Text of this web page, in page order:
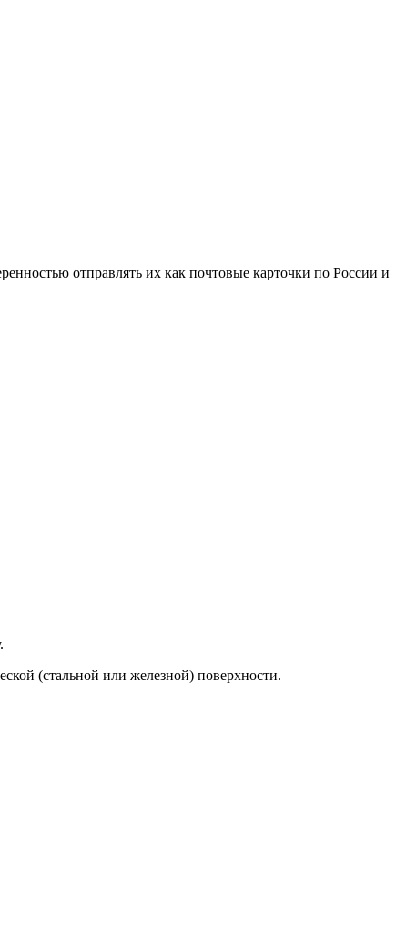
отправлять их как почтовые карточки по России и
(стальной или железной) поверхности.